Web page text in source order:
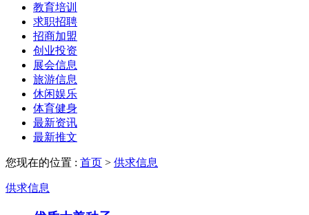
教育培训
求职招聘
招商加盟
创业投资
展会信息
旅游信息
休闲娱乐
体育健身
最新资讯
最新推文
您现在的位置 : 首页 > 供求信息
供求信息